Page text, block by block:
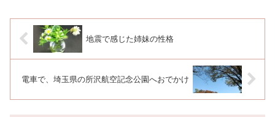
地震で感じた姉妹の性格
電車で、埼玉県の所沢航空記念公園へおでかけ